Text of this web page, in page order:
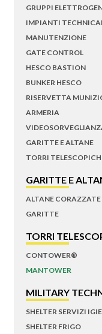
GRUPPI
IMPIANTI
MANUTENZIONE
GATE CONTROL
HESCO BASTION
BUNKER HESCO
RISERVETTA
ARMERIA
GARITTE E ALTANE
TORRI
GARITTE E
ALTANE CORAZZATE
GARITTE
TORRI
CONTOWER®
MANTOWER
MILITARY
SHELTER SERVIZI
SHELTER FRIGO